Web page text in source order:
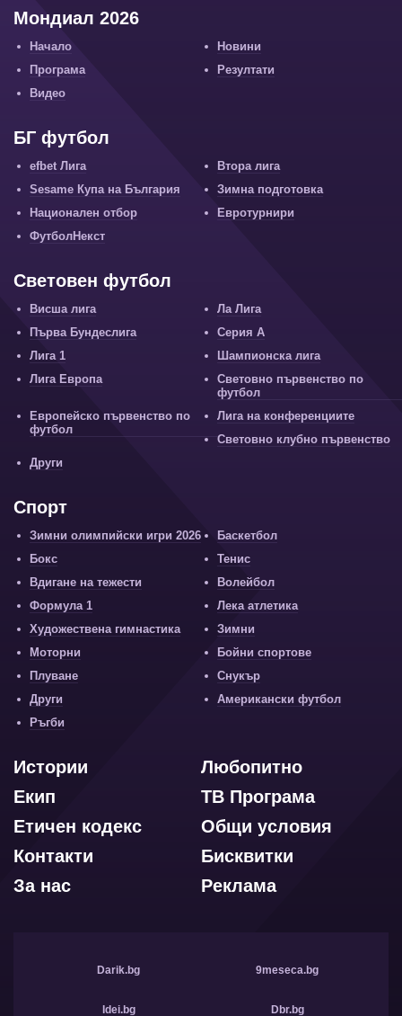
Мондиал 2026
Начало
Новини
Програма
Резултати
Видео
БГ футбол
efbet Лига
Втора лига
Sesame Купа на България
Зимна подготовка
Национален отбор
Евротурнири
ФутболНекст
Световен футбол
Висша лига
Ла Лига
Първа Бундеслига
Серия А
Лига 1
Шампионска лига
Лига Европа
Световно първенство по
футбол
Европейско първенство по
футбол
Лига на конференциите
Световно клубно първенство
Други
Спорт
Зимни олимпийски игри 2026
Баскетбол
Бокс
Тенис
Вдигане на тежести
Волейбол
Формула 1
Лека атлетика
Художествена гимнастика
Зимни
Моторни
Бойни спортове
Плуване
Снукър
Други
Американски футбол
Ръгби
Любопитно
Истории
ТВ Програма
Екип
Общи условия
Етичен кодекс
Бисквитки
Контакти
Реклама
За нас
Darik.bg 9meseca.bg
Idei.bg Dbr.bg